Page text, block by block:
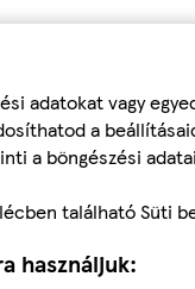
adatokat vagy
a
a böngészési
található Süti
használjuk: